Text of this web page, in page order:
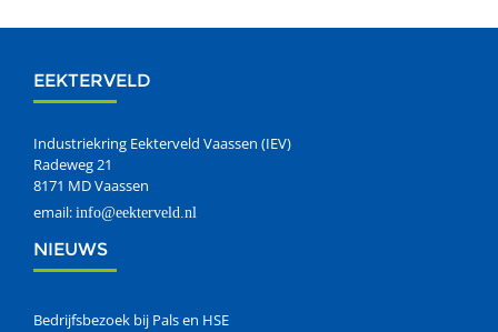
EEKTERVELD
Industriekring Eekterveld Vaassen (IEV)
Radeweg 21
8171 MD Vaassen
email: info@eekterveld.nl
NIEUWS
Bedrijfsbezoek bij Pals en HSE